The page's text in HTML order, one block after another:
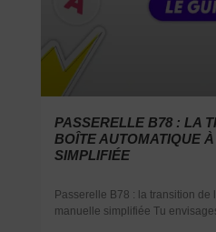
PASSERELLE B78 : LA
BOÎTE AUTOMATIQUE
SIMPLIFIÉE
Passerelle B78 : la transition de
manuelle simplifiée Tu